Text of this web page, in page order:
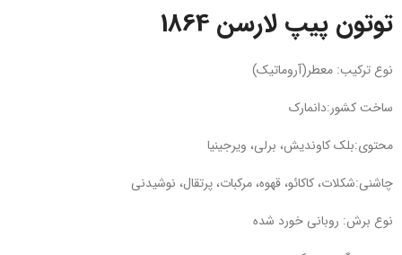
توتون پیپ لارسن 1864
نوع ترکیب: معطر(آروماتیک)
ساخت کشور:دانمارک
محتوی:بلک کاوندیش، برلی، ویرجینیا
چاشنی:شکلات، کاکائو، قهوه، مرکبات، پرتقال، نوشیدنی
نوع برش: روبانی خورد شده